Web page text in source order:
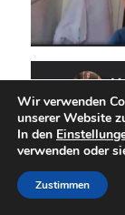
Wir verwenden
unserer Website
In den
verwenden oder
Zustimmen